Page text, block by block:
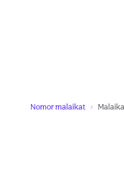
Nomor malaikat